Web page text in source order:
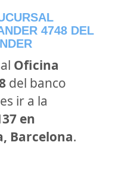
4748 DEL
Oficina
del banco
ir a la
en
Barcelona.